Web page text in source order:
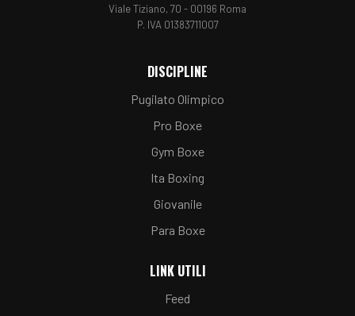
Viale Tiziano, 70 - 00196 Roma
P. IVA 01383711007
DISCIPLINE
Pugilato Olimpico
Pro Boxe
Gym Boxe
Ita Boxing
Giovanile
Para Boxe
LINK UTILI
Feed